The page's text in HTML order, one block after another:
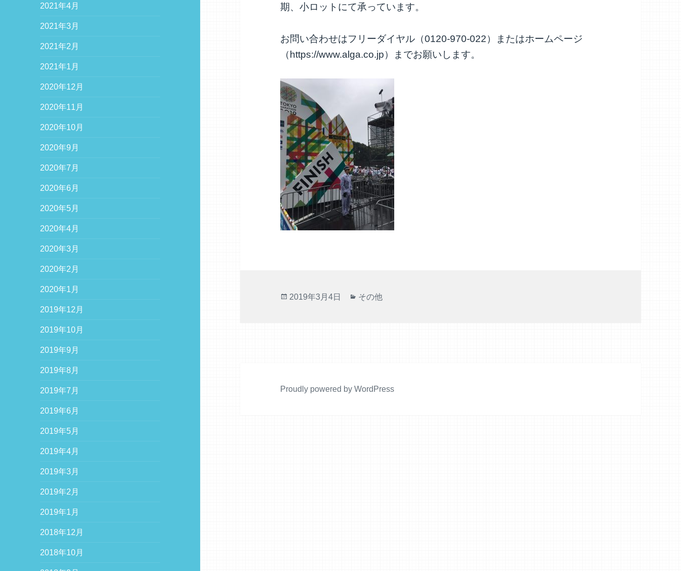
2021年4月
2021年3月
2021年2月
2021年1月
2020年12月
2020年11月
2020年10月
2020年9月
2020年7月
2020年6月
2020年5月
2020年4月
2020年3月
2020年2月
2020年1月
2019年12月
2019年10月
2019年9月
2019年8月
2019年7月
2019年6月
2019年5月
2019年4月
2019年3月
2019年2月
2019年1月
2018年12月
2018年10月
期、小ロットにて承っています。
お問い合わせはフリーダイヤル（0120-970-022）またはホームページ
（https://www.alga.co.jp）までお願いします。
投
2019年3月4日
カ
その他
Proudly powered by WordPress